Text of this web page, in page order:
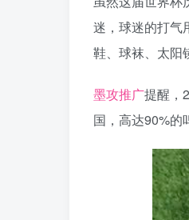
迷，球迷的打气
鞋、球袜、太阳
墨攻推广提醒，
国，高达90%的